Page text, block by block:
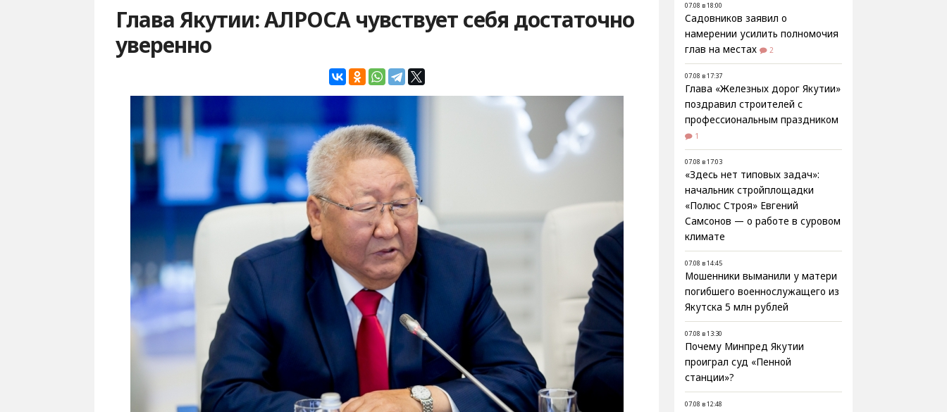
Глава Якутии: АЛРОСА чувствует себя достаточно
уверенно
07.08 в 18:00
Садовников заявил о
намерении усилить полномочия
глав на местах
2
07.08 в 17:37
Глава «Железных дорог Якутии»
поздравил строителей с
профессиональным праздником
1
07.08 в 17:03
«Здесь нет типовых задач»:
начальник стройплощадки
«Полюс Строя» Евгений
Самсонов — о работе в суровом
климате
07.08 в 14:45
Мошенники выманили у матери
погибшего военнослужащего из
Якутска 5 млн рублей
07.08 в 13:30
Почему Минпред Якутии
проиграл суд «Пенной
станции»?
07.08 в 12:48